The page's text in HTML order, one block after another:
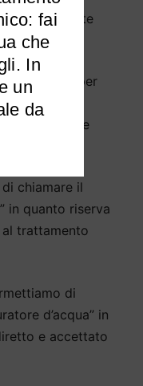
solitamente
di Resana
per
di alta
sciacquare
chiamare il
in quanto riserva
trattamento
di
d’acqua” in
e accettato
che
In
un
da